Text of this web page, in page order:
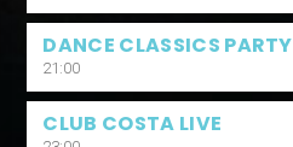
DANCE CLASSICS PARTY
21:00
CLUB COSTA LIVE